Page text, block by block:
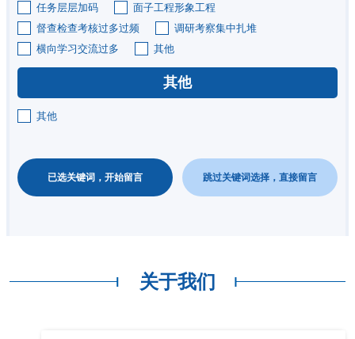
任务层层加码
面子工程形象工程
督查检查考核过多过频
调研考察集中扎堆
横向学习交流过多
其他
其他
其他
已选关键词，开始留言 跳过关键词选择，直接留言
关于我们